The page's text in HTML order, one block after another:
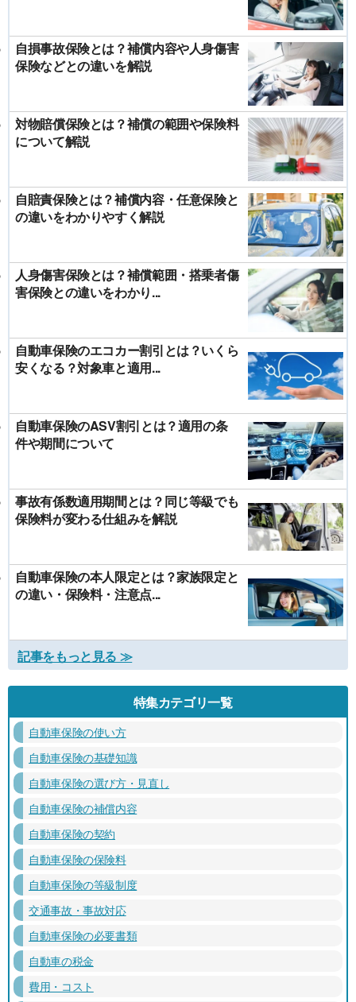
自損事故保険とは？補償内容や人身傷害
保険などとの違いを解説
対物賠償保険とは？補償の範囲や保険料
について解説
自賠責保険とは？補償内容・任意保険と
の違いをわかりやすく解説
人身傷害保険とは？補償範囲・搭乗者傷
害保険との違いをわかり...
自動車保険のエコカー割引とは？いくら
安くなる？対象車と適用...
自動車保険のASV割引とは？適用の条
件や期間について
事故有係数適用期間とは？同じ等級でも
保険料が変わる仕組みを解説
自動車保険の本人限定とは？家族限定と
の違い・保険料・注意点...
記事をもっと見る ≫
特集カテゴリ一覧
自動車保険の使い方
自動車保険の基礎知識
自動車保険の選び方・見直し
自動車保険の補償内容
自動車保険の契約
自動車保険の保険料
自動車保険の等級制度
交通事故・事故対応
自動車保険の必要書類
自動車の税金
費用・コスト